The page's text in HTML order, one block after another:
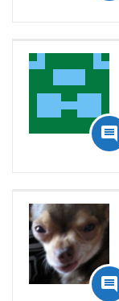

